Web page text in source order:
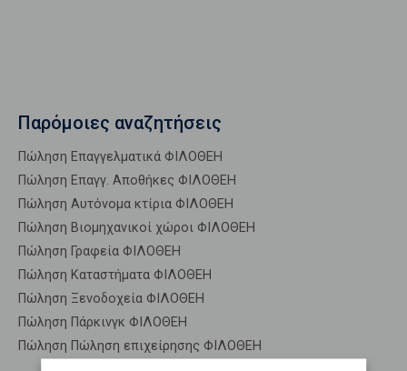
Παρόμοιες αναζητήσεις
Πώληση Επαγγελματικά ΦΙΛΟΘΕΗ
Πώληση Επαγγ. Αποθήκες ΦΙΛΟΘΕΗ
Πώληση Αυτόνομα κτίρια ΦΙΛΟΘΕΗ
Πώληση Βιομηχανικοί χώροι ΦΙΛΟΘΕΗ
Πώληση Γραφεία ΦΙΛΟΘΕΗ
Πώληση Καταστήματα ΦΙΛΟΘΕΗ
Πώληση Ξενοδοχεία ΦΙΛΟΘΕΗ
Πώληση Πάρκινγκ ΦΙΛΟΘΕΗ
Πώληση Πώληση επιχείρησης ΦΙΛΟΘΕΗ